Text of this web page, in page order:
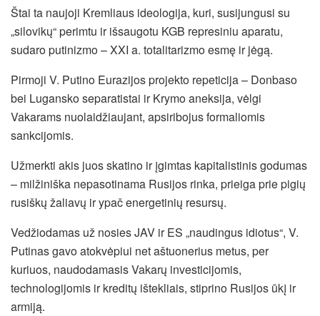
Štai ta naujoji Kremliaus ideologija, kuri, susijungusi su
„silovikų“ perimtu ir išsaugotu KGB represiniu aparatu,
sudaro putinizmo – XXI a. totalitarizmo esmę ir jėgą.
Pirmoji V. Putino Eurazijos projekto repeticija – Donbaso
bei Lugansko separatistai ir Krymo aneksija, vėlgi
Vakarams nuolaidžiaujant, apsiribojus formaliomis
sankcijomis.
Užmerkti akis juos skatino ir įgimtas kapitalistinis godumas
– milžiniška nepasotinama Rusijos rinka, prieiga prie pigių
rusiškų žaliavų ir ypač energetinių resursų.
Vedžiodamas už nosies JAV ir ES „naudingus idiotus“, V.
Putinas gavo atokvėpiui net aštuonerius metus, per
kuriuos, naudodamasis Vakarų investicijomis,
technologijomis ir kreditų ištekliais, stiprino Rusijos ūkį ir
armiją.